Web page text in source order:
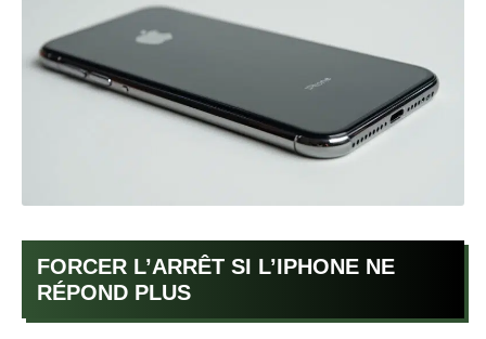
FORCER L’ARRÊT SI L’IPHONE NE
RÉPOND PLUS